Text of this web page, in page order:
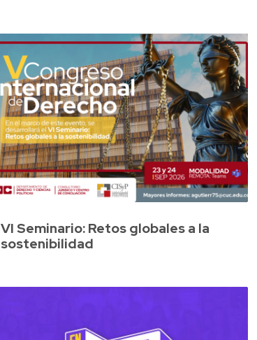
VI Seminario: Retos globales a la
sostenibilidad